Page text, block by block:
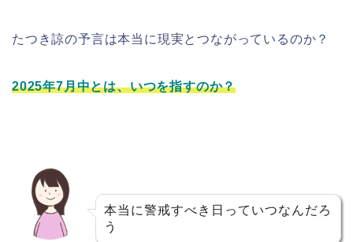
たつき諒の予言は本当に現実とつながっているのか？
2025年7月中とは、いつを指すのか？
本当に警戒すべき日っていつなんだろ
う